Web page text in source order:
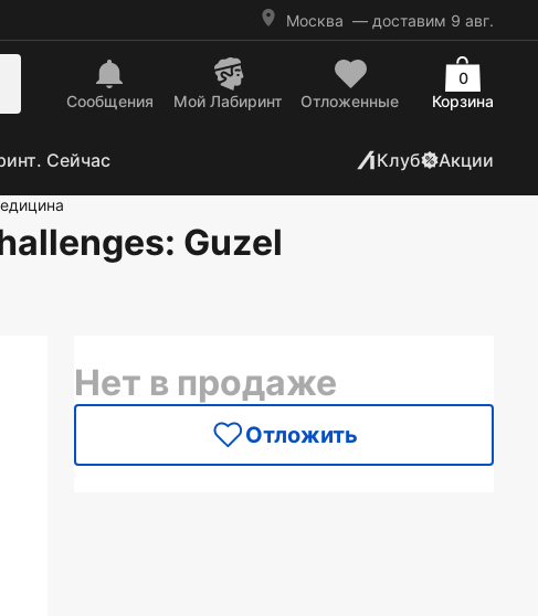
Москва — доставим 9 авг.
Сообщения Mой Лабиринт Отложенные Корзина
0
Сейчас Клуб Акции
: Guzel
Нет в продаже
Отложить